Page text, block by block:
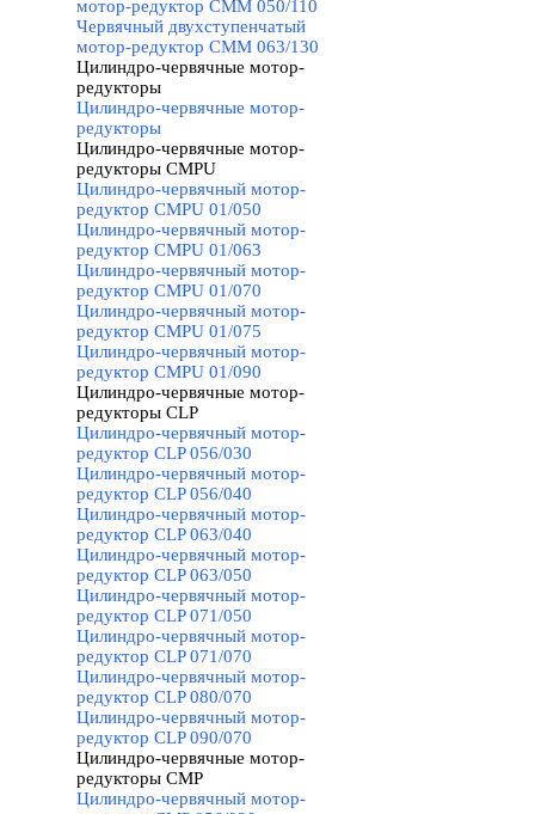
мотор-редуктор CMM 050/110
Червячный двухступенчатый
мотор-редуктор CMM 063/130
Цилиндро-червячные мотор-
редукторы
Цилиндро-червячные мотор-
редукторы
Цилиндро-червячные мотор-
редукторы CMPU
Цилиндро-червячный мотор-
редуктор CMPU 01/050
Цилиндро-червячный мотор-
редуктор CMPU 01/063
Цилиндро-червячный мотор-
редуктор CMPU 01/070
Цилиндро-червячный мотор-
редуктор CMPU 01/075
Цилиндро-червячный мотор-
редуктор CMPU 01/090
Цилиндро-червячные мотор-
редукторы CLP
Цилиндро-червячный мотор-
редуктор CLP 056/030
Цилиндро-червячный мотор-
редуктор CLP 056/040
Цилиндро-червячный мотор-
редуктор CLP 063/040
Цилиндро-червячный мотор-
редуктор CLP 063/050
Цилиндро-червячный мотор-
редуктор CLP 071/050
Цилиндро-червячный мотор-
редуктор CLP 071/070
Цилиндро-червячный мотор-
редуктор CLP 080/070
Цилиндро-червячный мотор-
редуктор CLP 090/070
Цилиндро-червячные мотор-
редукторы CMP
Цилиндро-червячный мотор-